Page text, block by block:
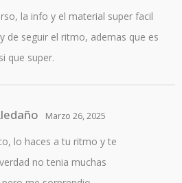
la info y el material super facil
de seguir el ritmo, ademas que es
que super.
Marzo 26, 2025
lo haces a tu ritmo y te
no tenia muchas